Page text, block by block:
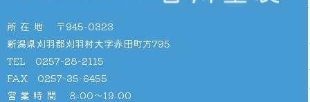
所在地
〒945-0323
新潟県刈羽郡刈羽村大字赤田町方795
TEL 0257-28-2115
FAX 0257-35-6455
営業時間
8:00〜19:00